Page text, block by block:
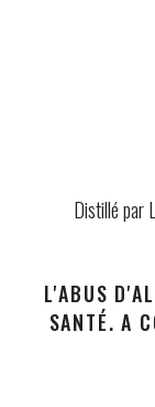
Distillé par
L'ABUS
SANTÉ. A